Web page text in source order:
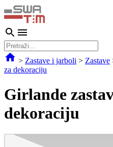
> Zastave i jarboli > Zastave
za dekoraciju
Girlande
dekoraciju